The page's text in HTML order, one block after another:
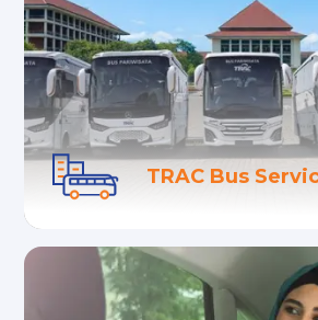
TRAC Bus
Layanan sewa bus carter
bisnis dan MICE